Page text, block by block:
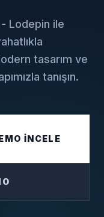
Lodepin ile
tasarım ve
tanışın.
İNCELE